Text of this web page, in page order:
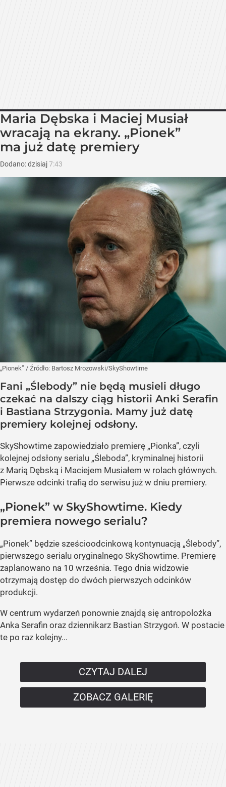
Maria Dębska i Maciej Musiał
wracają na ekrany. „Pionek”
ma już datę premiery
Dodano:dzisiaj7:43
„Pionek” / Źródło: Bartosz Mrozowski/SkyShowtime
Fani „Ślebody” nie będą musieli długo
czekać na dalszy ciąg historii Anki Serafin
i Bastiana Strzygonia. Mamy już datę
premiery kolejnej odsłony.
SkyShowtime zapowiedziało premierę „Pionka”, czyli
kolejnej odsłony serialu „Śleboda”, kryminalnej historii
z Marią Dębską i Maciejem Musiałem w rolach głównych.
Pierwsze odcinki trafią do serwisu już w dniu premiery.
„Pionek” w SkyShowtime. Kiedy
premiera nowego serialu?
„Pionek” będzie sześcioodcinkową kontynuacją „Ślebody”,
pierwszego serialu oryginalnego SkyShowtime. Premierę
zaplanowano na 10 września. Tego dnia widzowie
otrzymają dostęp do dwóch pierwszych odcinków
produkcji.
W centrum wydarzeń ponownie znajdą się antropolożka
Anka Serafin oraz dziennikarz Bastian Strzygoń. W postacie
te po raz kolejny...
CZYTAJ DALEJ
ZOBACZ GALERIĘ